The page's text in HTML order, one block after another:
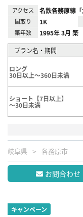
アクセス 名鉄各務原線「
間取り 1K
築年数 1995年 3月 築
プラン名・期間
ロング
30日以上～360日未満
ショート【7日以上】
～30日未満
岐阜県 各務原市
お問合わせ
キャンペーン